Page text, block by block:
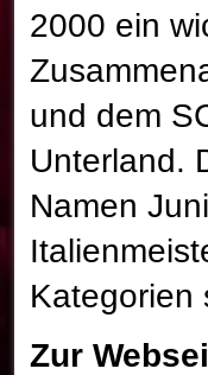
2000 ein
und dem
Unterland.
Namen
Kategorien
Zur